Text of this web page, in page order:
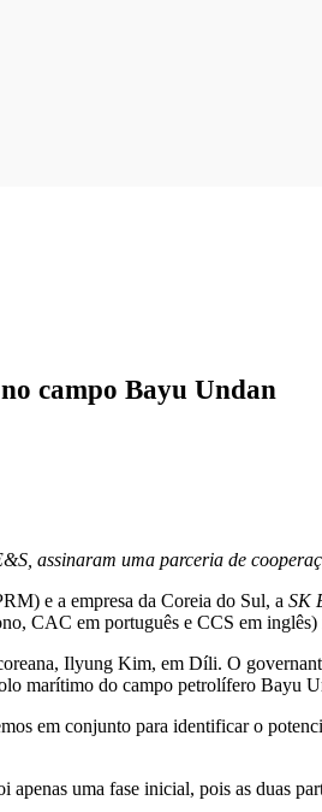
campo Bayu Undan
assinaram uma parceria de
e a empresa da Coreia do Sul, a SK
CAC em português e CCS em
Ilyung Kim, em Díli. O
marítimo do campo petrolífero Bayu
em conjunto para identificar o
uma fase inicial, pois as duas